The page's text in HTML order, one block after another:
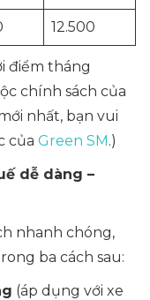
12.500
điểm tháng
chính sách của
nhất, bạn vui
của Green SM.)
dễ dàng –
nhanh chóng,
ba cách sau:
(áp dụng với xe